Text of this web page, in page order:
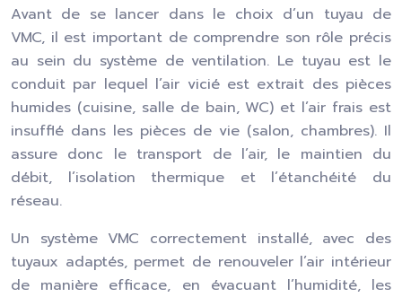
Avant de se lancer dans le choix d’un tuyau de
VMC, il est important de comprendre son rôle précis
au sein du système de ventilation. Le tuyau est le
conduit par lequel l’air vicié est extrait des pièces
humides (cuisine, salle de bain, WC) et l’air frais est
insufflé dans les pièces de vie (salon, chambres). Il
assure donc le transport de l’air, le maintien du
débit, l’isolation thermique et l’étanchéité du
réseau.
Un système VMC correctement installé, avec des
tuyaux adaptés, permet de renouveler l’air intérieur
de manière efficace, en évacuant l’humidité, les